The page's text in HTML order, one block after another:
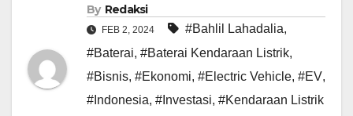
By Redaksi
FEB 2, 2024 #Bahlil Lahadalia,
#Baterai, #Baterai Kendaraan Listrik,
#Bisnis, #Ekonomi, #Electric Vehicle, #EV,
#Indonesia, #Investasi, #Kendaraan Listrik